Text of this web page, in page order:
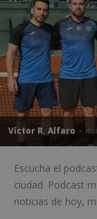
Víctor R. Alfaro -
Escucha el
ciudad. Podcast
noticias de hoy,